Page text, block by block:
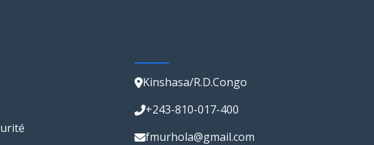
Kinshasa/R.D.Congo
+243-810-017-400
fmurhola@gmail.com